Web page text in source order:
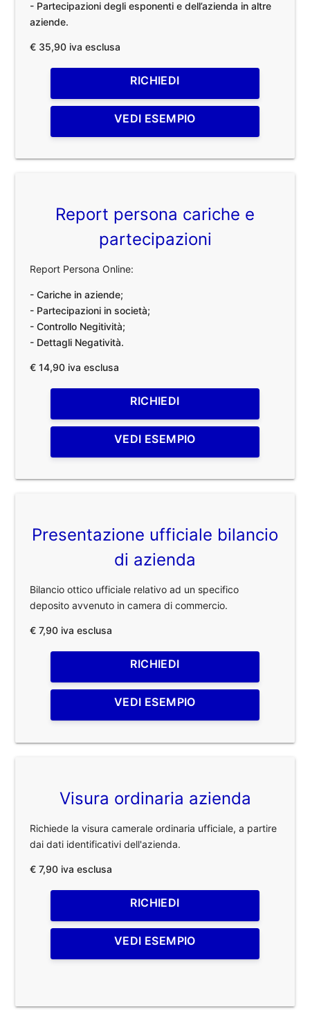
- Partecipazioni degli esponenti e dell’azienda in altre
aziende.
€ 35,90 iva esclusa
RICHIEDI
VEDI ESEMPIO
Report persona cariche e
partecipazioni
Report Persona Online:
- Cariche in aziende;
- Partecipazioni in società;
- Controllo Negitività;
- Dettagli Negatività.
€ 14,90 iva esclusa
RICHIEDI
VEDI ESEMPIO
Presentazione ufficiale bilancio
di azienda
Bilancio ottico ufficiale relativo ad un specifico
deposito avvenuto in camera di commercio.
€ 7,90 iva esclusa
RICHIEDI
VEDI ESEMPIO
Visura ordinaria azienda
Richiede la visura camerale ordinaria ufficiale, a partire
dai dati identificativi dell'azienda.
€ 7,90 iva esclusa
RICHIEDI
VEDI ESEMPIO